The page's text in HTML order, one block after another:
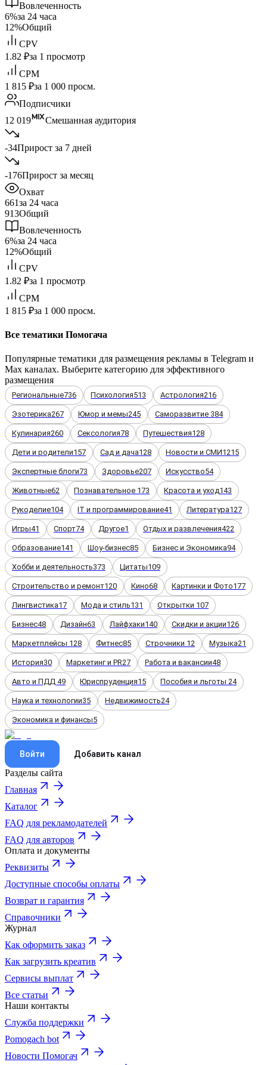
Вовлеченность
6%за 24 часа
12%Общий
CPV
1.82 ₽за 1 просмотр
CPM
1 815 ₽за 1 000 просм.
Подписчики
12 019
Смешанная аудитория
-34Прирост за 7 дней
-176Прирост за месяц
Охват
661за 24 часа
913Общий
Вовлеченность
6%за 24 часа
12%Общий
CPV
1.82 ₽за 1 просмотр
CPM
1 815 ₽за 1 000 просм.
Все тематики Помогача
Популярные тематики для размещения рекламы в Telegram и
Max каналах. Выберите категорию для эффективного
размещения
Региональные736 Психология513 Астрология216
Эзотерика267 Юмор и мемы245 Саморазвитие 384
Кулинария260 Сексология78 Путешествия128
Дети и родители157 Сад и дача128 Новости и СМИ1215
Экспертные блоги73 Здоровье207 Искусство54
Животные62 Познавательное 173 Красота и уход143
Рукоделие104 IT и программирование41 Литература127
Игры41 Спорт74 Другое1 Отдых и развлечения422
Образование141 Шоу-бизнес85 Бизнес и Экономика94
Хобби и деятельность373 Цитаты109
Строительство и ремонт120 Кино68 Картинки и Фото177
Лингвистика17 Мода и стиль131 Открытки 107
Бизнес48 Дизайн63 Лайфхаки140 Скидки и акции126
Маркетплейсы 128 Фитнес85 Строчники 12 Музыка21
История30 Маркетинг и PR27 Работа и вакансии48
Авто и ПДД 49 Юриспруденция15 Пособия и льготы 24
Наука и технологии35 Недвижимость24
Экономика и финансы5
Войти Добавить канал
Разделы сайта
Главная
Каталог
FAQ для рекламодателей
FAQ для авторов
Оплата и документы
Реквизиты
Доступные способы оплаты
Возврат и гарантия
Справочники
Журнал
Как оформить заказ
Как загрузить креатив
Сервисы выплат
Все статьи
Наши контакты
Служба поддержки
Pomogach bot
Новости Помогач